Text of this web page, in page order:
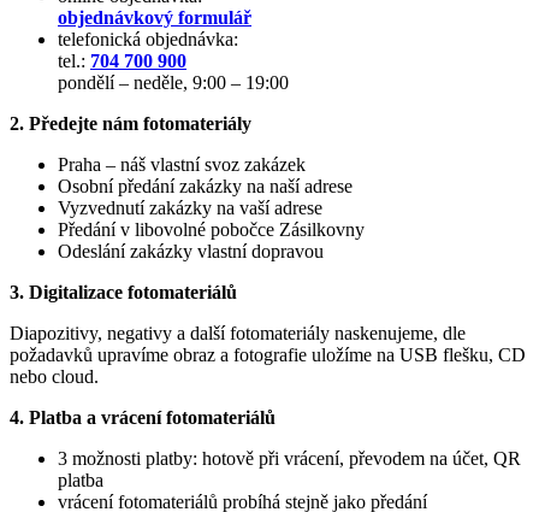
objednávkový formulář
telefonická objednávka:
tel.: 704 700 900
pondělí – neděle, 9:00 – 19:00
2. Předejte nám fotomateriály
Praha – náš vlastní svoz zakázek
Osobní předání zakázky na naší adrese
Vyzvednutí zakázky na vaší adrese
Předání v libovolné pobočce Zásilkovny
Odeslání zakázky vlastní dopravou
3. Digitalizace fotomateriálů
Diapozitivy, negativy a další fotomateriály naskenujeme, dle
požadavků upravíme obraz a fotografie uložíme na USB flešku, CD
nebo cloud.
4. Platba a vrácení fotomateriálů
3 možnosti platby: hotově při vrácení, převodem na účet, QR
platba
vrácení fotomateriálů probíhá stejně jako předání